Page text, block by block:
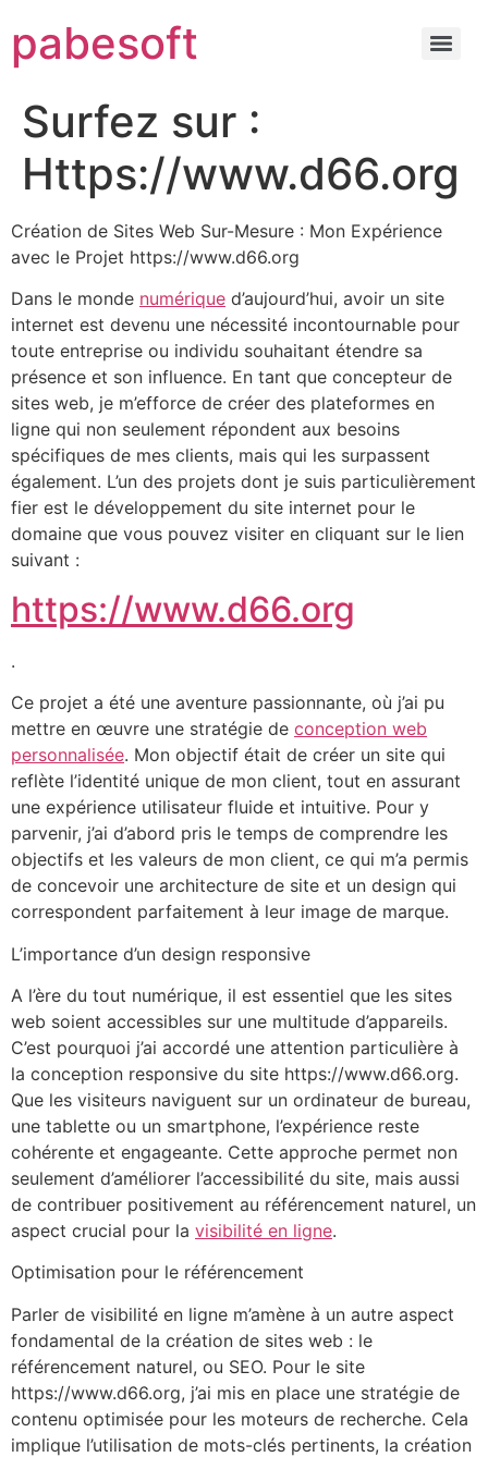
pabesoft
Surfez sur :
Https://www.d66.org
Création de Sites Web Sur-Mesure : Mon Expérience
avec le Projet https://www.d66.org
Dans le monde numérique d’aujourd’hui, avoir un site
internet est devenu une nécessité incontournable pour
toute entreprise ou individu souhaitant étendre sa
présence et son influence. En tant que concepteur de
sites web, je m’efforce de créer des plateformes en
ligne qui non seulement répondent aux besoins
spécifiques de mes clients, mais qui les surpassent
également. L’un des projets dont je suis particulièrement
fier est le développement du site internet pour le
domaine que vous pouvez visiter en cliquant sur le lien
suivant :
https://www.d66.org
.
Ce projet a été une aventure passionnante, où j’ai pu
mettre en œuvre une stratégie de conception web
personnalisée. Mon objectif était de créer un site qui
reflète l’identité unique de mon client, tout en assurant
une expérience utilisateur fluide et intuitive. Pour y
parvenir, j’ai d’abord pris le temps de comprendre les
objectifs et les valeurs de mon client, ce qui m’a permis
de concevoir une architecture de site et un design qui
correspondent parfaitement à leur image de marque.
L’importance d’un design responsive
A l’ère du tout numérique, il est essentiel que les sites
web soient accessibles sur une multitude d’appareils.
C’est pourquoi j’ai accordé une attention particulière à
la conception responsive du site https://www.d66.org.
Que les visiteurs naviguent sur un ordinateur de bureau,
une tablette ou un smartphone, l’expérience reste
cohérente et engageante. Cette approche permet non
seulement d’améliorer l’accessibilité du site, mais aussi
de contribuer positivement au référencement naturel, un
aspect crucial pour la visibilité en ligne.
Optimisation pour le référencement
Parler de visibilité en ligne m’amène à un autre aspect
fondamental de la création de sites web : le
référencement naturel, ou SEO. Pour le site
https://www.d66.org, j’ai mis en place une stratégie de
contenu optimisée pour les moteurs de recherche. Cela
implique l’utilisation de mots-clés pertinents, la création